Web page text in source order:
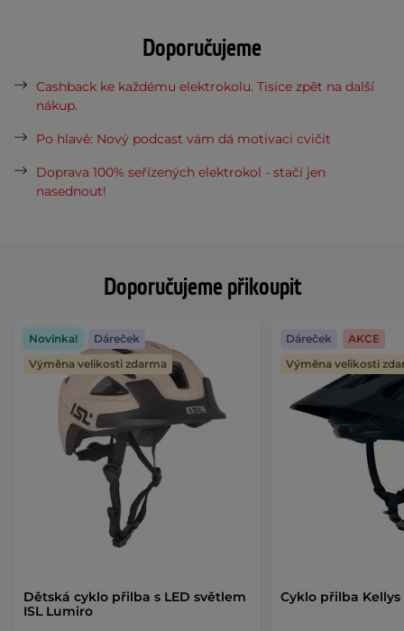
Doporučujeme přikoupit
Dětská cyklo přilba s LED světlem
ISL Lumiro
Novinka!
Dáreček
Výměna velikosti zdarma
Cyklo přilba
Dáreček
AKCE
Výměna velikosti
Doporučujeme
Cashback ke každému elektrokolu. Tisíce zpět na další
nákup.
Po hlavě: Nový podcast vám dá motivaci cvičit
Doprava 100% seřízených elektrokol - stačí jen
nasednout!